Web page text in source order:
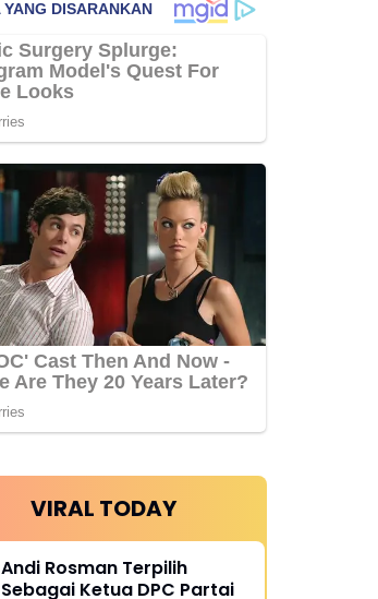
VIRAL TODAY
Andi Rosman Terpilih
Sebagai Ketua DPC Partai